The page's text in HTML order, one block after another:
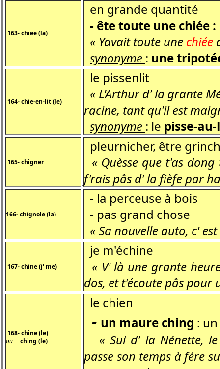
163- chiée (la)
en grande quantité
- ête toute une chiée :
« Yavait toute une chiée
synonyme : une
164- chie-en-lit (le)
le pissenlit
« L'Arthur d' la grante
racine, tant qu'il est
synonyme : le pisse-
165- chigner
pleurnicher, être
« Quèsse que t'as
f'rais pâs d' la fièfe par
166- chignole (la)
- la perceuse à bois
- pas grand chose
« Sa nouvelle auto, c'
167- chine (j' me)
je m'échine
« V' là une grante
dos, et t'écoute pâs pour
168- chine (le)
ou
ching (le)
le chien
- un maure ching :
« Sui d' la Nénette,
passe son temps à fére